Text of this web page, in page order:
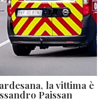
la vittima è
Paissan